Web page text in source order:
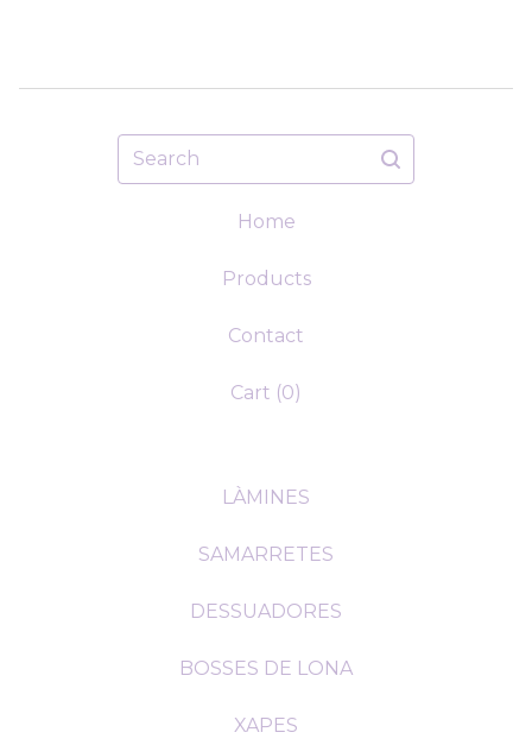
Search
Home
Products
Contact
Cart (0)
LÀMINES
SAMARRETES
DESSUADORES
BOSSES DE LONA
XAPES